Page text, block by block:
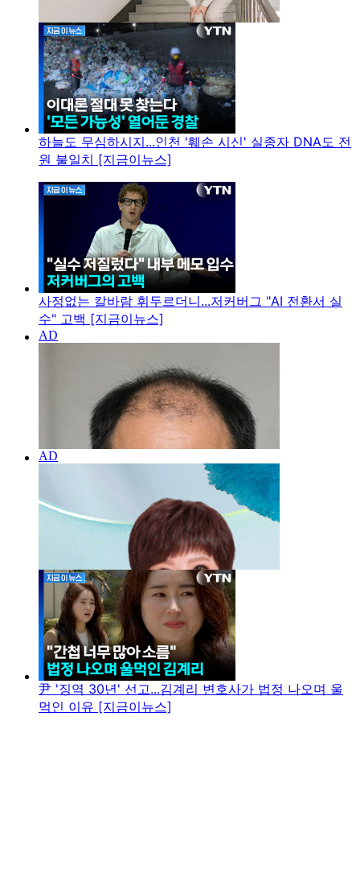
하늘도 무심하시지...인천 '훼손 시신' 실종자 DNA도 전
원 불일치 [지금이뉴스]
사정없는 칼바람 휘두르더니...저커버그 "AI 전환서 실
수" 고백 [지금이뉴스]
尹 '징역 30년' 선고...김계리 변호사가 법정 나오며 울
먹인 이유 [지금이뉴스]